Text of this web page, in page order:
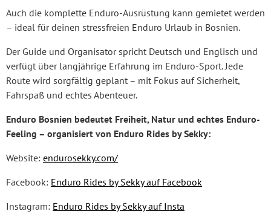
Auch die komplette Enduro-Ausrüstung kann gemietet werden
– ideal für deinen stressfreien Enduro Urlaub in Bosnien.
Der Guide und Organisator spricht Deutsch und Englisch und
verfügt über langjährige Erfahrung im Enduro-Sport. Jede
Route wird sorgfältig geplant – mit Fokus auf Sicherheit,
Fahrspaß und echtes Abenteuer.
Enduro Bosnien bedeutet Freiheit, Natur und echtes Enduro-
Feeling – organisiert von Enduro Rides by Sekky:
Website: endurosekky.com/
Facebook: Enduro Rides by Sekky auf Facebook
Instagram: Enduro Rides by Sekky auf Insta